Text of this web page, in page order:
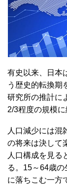
有史以来、日本
う歴史的転換期
研究所の推計に
2/3程度の規模に
人口減少には混
の将来は決して
人口構成を見る
る。15～64歳
に落ちこむ一方